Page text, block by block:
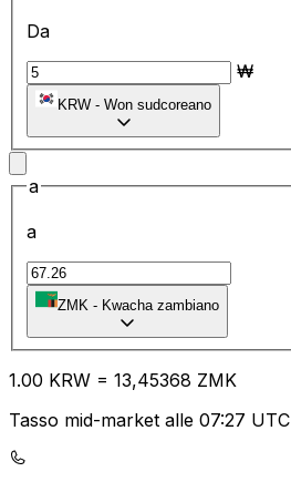
Da
₩
KRW - Won sudcoreano
a
a
ZMK - Kwacha zambiano
1.00 KRW = 13,45368 ZMK
Tasso mid-market alle 07:27 UTC